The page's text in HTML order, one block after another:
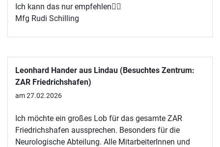
Ich kann das nur empfehlen🙋‍♂️
Mfg Rudi Schilling
Leonhard Hander aus Lindau (Besuchtes Zentrum:
ZAR Friedrichshafen)
am 27.02.2026
Ich möchte ein großes Lob für das gesamte ZAR
Friedrichshafen aussprechen. Besonders für die
Neurologische Abteilung. Alle MitarbeiterInnen und